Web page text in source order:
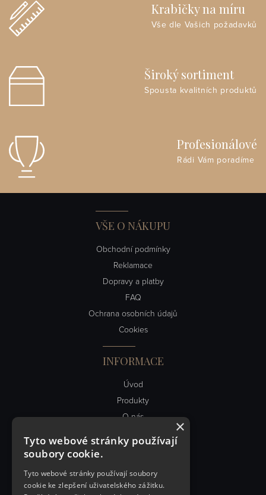
Krabičky na míru
Vše dle Vašich požadavků
Široký sortiment
Spousta kvalitních produktů
Profesionálové
Rádi Vám poradíme
VŠE O NÁKUPU
Obchodní podmínky
Reklamace
Dopravy a platby
FAQ
Ochrana osobních údajů
Cookies
INFORMACE
Úvod
Produkty
O nás
Kontakt
×
Tyto webové stránky používají
soubory cookie.
Tyto webové stránky používají soubory
cookie ke zlepšení uživatelského zážitku.